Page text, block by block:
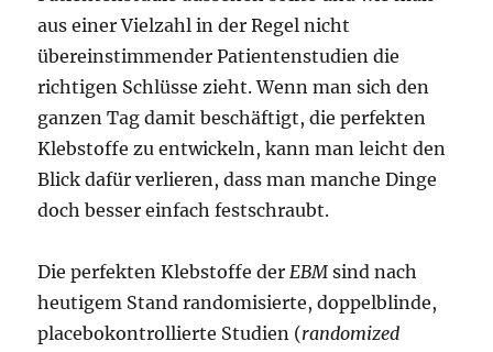
aus einer Vielzahl in der Regel nicht
übereinstimmender Patientenstudien die
richtigen Schlüsse zieht. Wenn man sich den
ganzen Tag damit beschäftigt, die perfekten
Klebstoffe zu entwickeln, kann man leicht den
Blick dafür verlieren, dass man manche Dinge
doch besser einfach festschraubt.
Die perfekten Klebstoffe derEBM sind nach
heutigem Stand randomisierte, doppelblinde,
placebokontrollierte Studien (randomized